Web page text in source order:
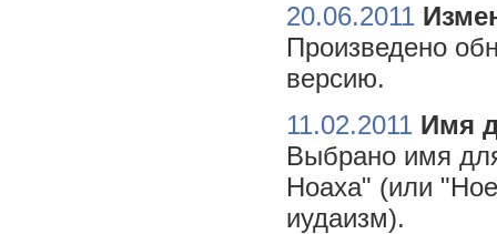
20.06.2011
Произведено
версию.
11.02.2011 Имя
Выбрано имя
Ноаха" (или
иудаизм).